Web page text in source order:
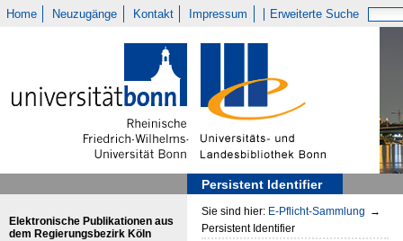
Home Neuzugänge Kontakt Impressum Erweiterte Suche
Persistent Identifier
Elektronische Publikationen aus
dem Regierungsbezirk Köln
Sie sind hier: E-Pflicht-Sammlung →
Persistent Identifier